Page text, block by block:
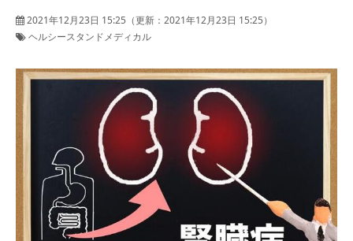
2021年12月23日 15:25 （更新： 2021年12月23日 15:25）
ヘルシースタンドメディカル